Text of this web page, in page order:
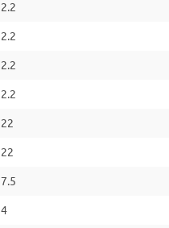
2.2
2.2
2.2
2.2
22
22
7.5
4